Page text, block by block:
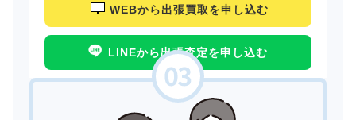
WEBから出張買取を申し込む
LINEから出張査定を申し込む